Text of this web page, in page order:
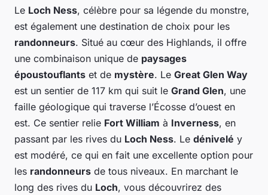
Le Loch Ness, célèbre pour sa légende du monstre,
est également une destination de choix pour les
randonneurs. Situé au cœur des Highlands, il offre
une combinaison unique de paysages
époustouflants et de mystère. Le Great Glen Way
est un sentier de 117 km qui suit le Grand Glen, une
faille géologique qui traverse l’Écosse d’ouest en
est. Ce sentier relie Fort William à Inverness, en
passant par les rives du Loch Ness. Le dénivelé y
est modéré, ce qui en fait une excellente option pour
les randonneurs de tous niveaux. En marchant le
long des rives du Loch, vous découvrirez des